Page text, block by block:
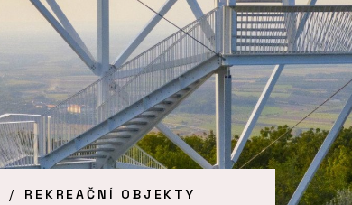
REKREAČNÍ OBJEKTY